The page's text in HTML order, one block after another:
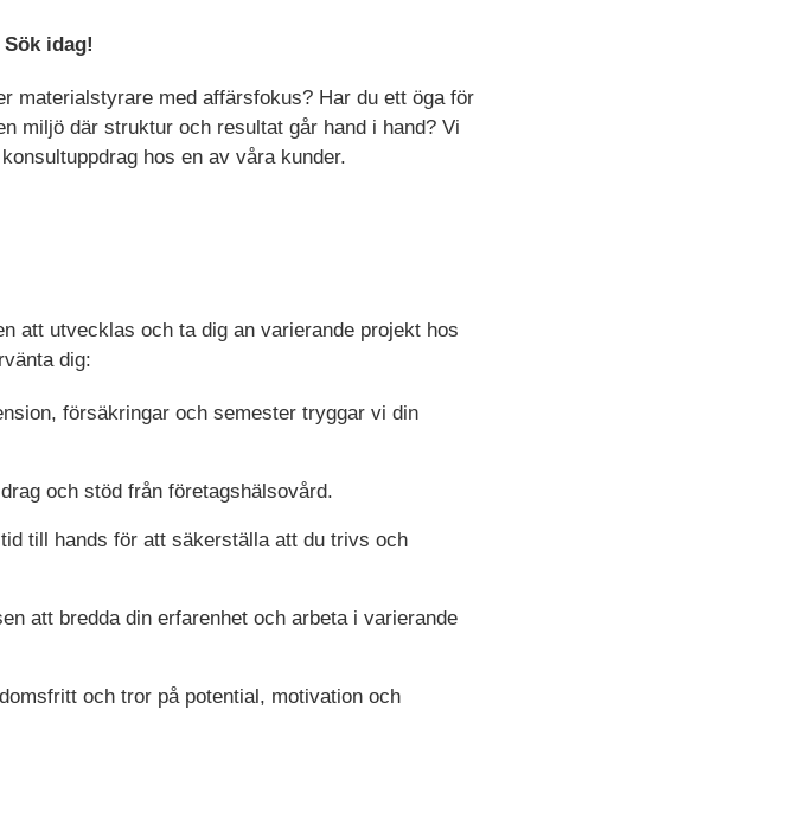
idag!
materialstyrare med affärsfokus? Har du ett öga för
miljö där struktur och resultat går hand i hand? Vi
hos en av våra kunder.
att utvecklas och ta dig an varierande projekt hos
dig:
försäkringar och semester tryggar vi din
och stöd från företagshälsovård.
till hands för att säkerställa att du trivs och
att bredda din erfarenhet och arbeta i varierande
och tror på potential, motivation och